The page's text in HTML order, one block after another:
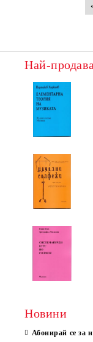
Най-
Новини
Абонирай се за